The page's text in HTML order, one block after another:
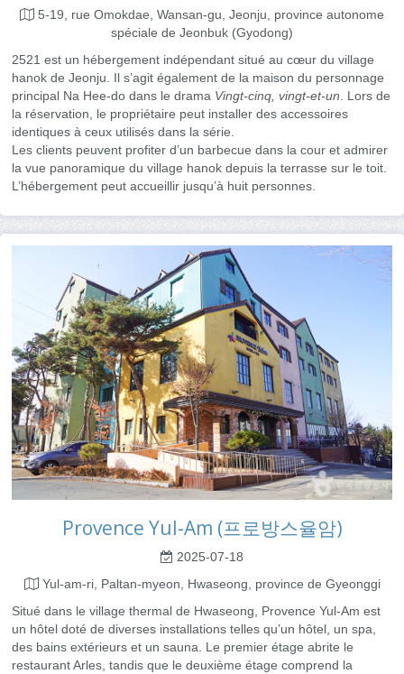
5-19, rue Omokdae, Wansan-gu, Jeonju, province autonome
spéciale de Jeonbuk (Gyodong)
2521 est un hébergement indépendant situé au cœur du village
hanok de Jeonju. Il s’agit également de la maison du personnage
principal Na Hee-do dans le drama Vingt-cinq, vingt-et-un. Lors de
la réservation, le propriétaire peut installer des accessoires
identiques à ceux utilisés dans la série.
Les clients peuvent profiter d’un barbecue dans la cour et admirer
la vue panoramique du village hanok depuis la terrasse sur le toit.
L’hébergement peut accueillir jusqu’à huit personnes.
Provence Yul-Am (프로방스율암)
2025-07-18
Yul-am-ri, Paltan-myeon, Hwaseong, province de Gyeonggi
Situé dans le village thermal de Hwaseong, Provence Yul-Am est
un hôtel doté de diverses installations telles qu’un hôtel, un spa,
des bains extérieurs et un sauna. Le premier étage abrite le
restaurant Arles, tandis que le deuxième étage comprend la